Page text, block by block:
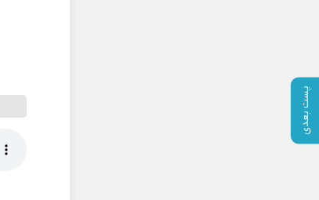
پست بعدی